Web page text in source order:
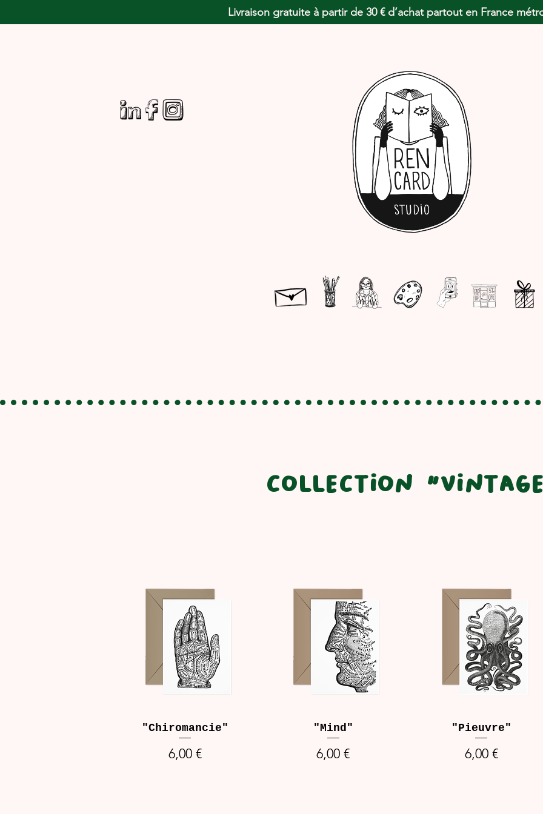
Livraison gratuite à partir de 30 € d’achat partout en France
collection
"Chiromancie"
Prix
6,00 €
"Mind"
Prix
6,00 €
"Pieuvre"
Prix
6,00 €